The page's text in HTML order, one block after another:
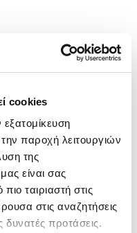
cookies
παροχή λειτουργιών
της
είναι σας
ταιριαστή στις
στις αναζητήσεις
δυνατές προτάσεις.